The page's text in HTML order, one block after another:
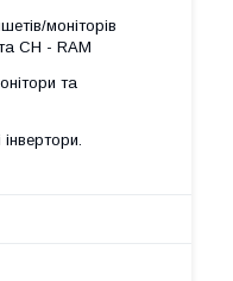
моніторів
CH - RAM
та